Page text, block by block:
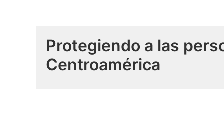
Protegiendo a las
Centroamérica